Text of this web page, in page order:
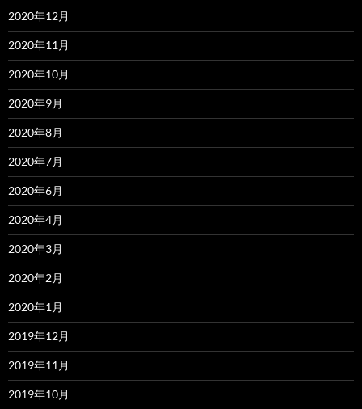
2020年12月
2020年11月
2020年10月
2020年9月
2020年8月
2020年7月
2020年6月
2020年4月
2020年3月
2020年2月
2020年1月
2019年12月
2019年11月
2019年10月